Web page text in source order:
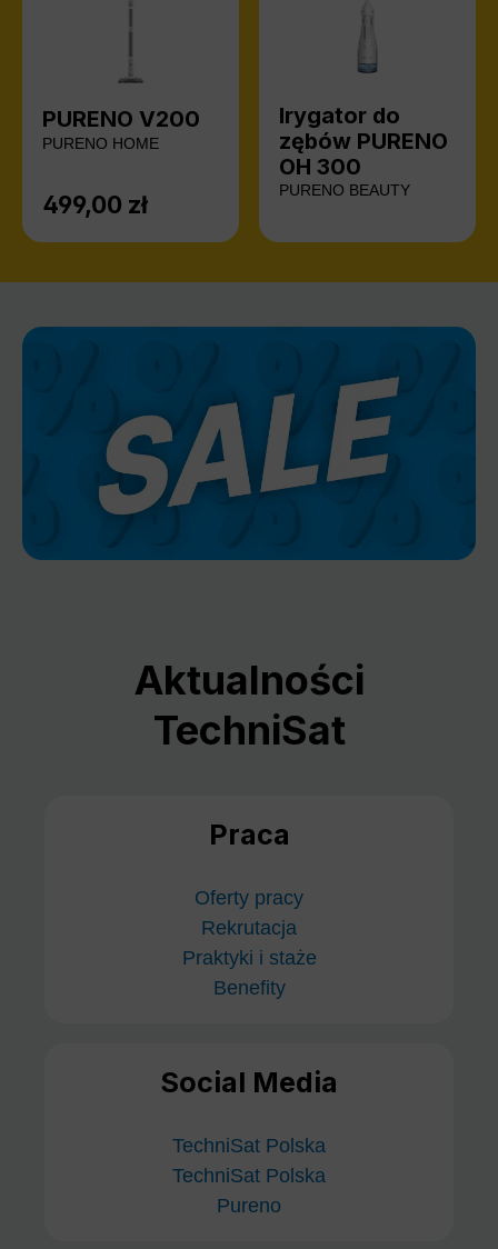
PURENO V200
PURENO HOME
Cena regularna:
499,00 zł
Irygator do
zębów PURENO
OH 300
PURENO BEAUTY
Aktualności
TechniSat
Praca
Oferty pracy
Rekrutacja
Praktyki i staże
Benefity
Social Media
TechniSat Polska
TechniSat Polska
Pureno